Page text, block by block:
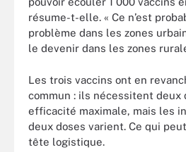
résume-t-elle. « Ce n’est
problème dans les zones
le devenir dans les zones
Les trois vaccins ont en
commun : ils nécessitent deux
efficacité maximale, mais les
deux doses varient. Ce qui
tête logistique.